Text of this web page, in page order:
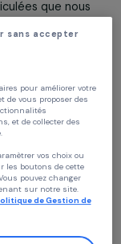
en situation de
soins et aux
se trouvent :
de jours
que
aménagé en
avec ou sans
faubourg des
et sécurisant,
pour améliorer
de vous proposer
fonctionnalités
et de collecter des
sans accepter